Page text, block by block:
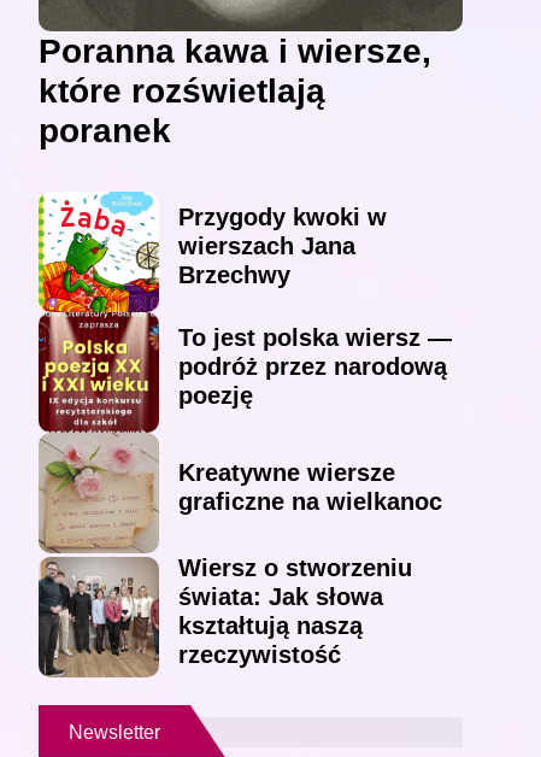
Poranna kawa i wiersze,
które rozświetlają
poranek
Przygody kwoki w
wierszach Jana
Brzechwy
To jest polska wiersz —
podróż przez narodową
poezję
Kreatywne wiersze
graficzne na wielkanoc
Wiersz o stworzeniu
świata: Jak słowa
kształtują naszą
rzeczywistość
Newsletter